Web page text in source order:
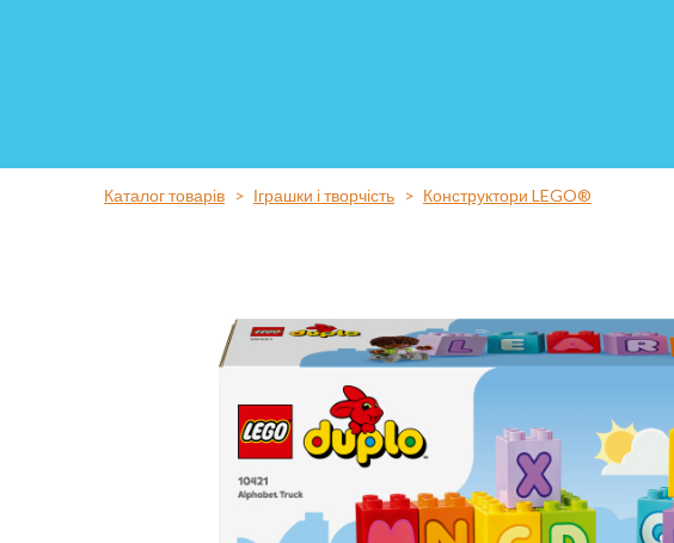
Каталог товарів Іграшки і творчість Конструктори LEGO®